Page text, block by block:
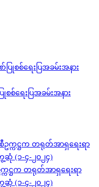
စ်ရေးပြအခမ်းအနား
ကဋ္ဌက တရုတ်အာရှရေးရာ
(၁-၄-၂၀၂၄)